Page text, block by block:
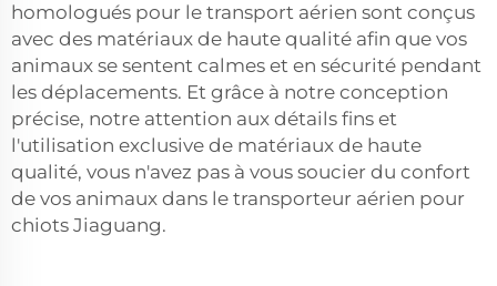
homologués pour le transport aérien sont conçus
avec des matériaux de haute qualité afin que vos
animaux se sentent calmes et en sécurité pendant
les déplacements. Et grâce à notre conception
précise, notre attention aux détails fins et
l'utilisation exclusive de matériaux de haute
qualité, vous n'avez pas à vous soucier du confort
de vos animaux dans le transporteur aérien pour
chiots Jiaguang.